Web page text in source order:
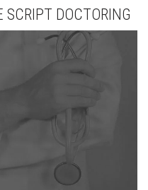
SCRIPT DOCTORING